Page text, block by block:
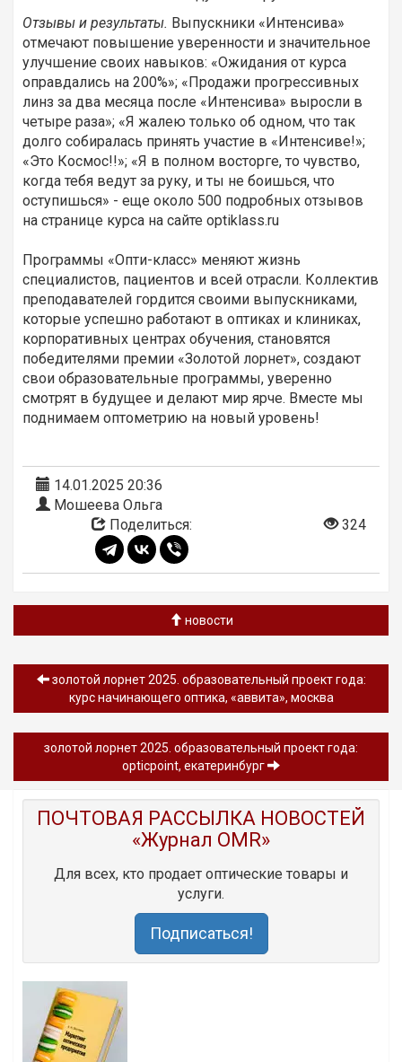
Отзывы и результаты. Выпускники «Интенсива»
отмечают повышение уверенности и значительное
улучшение своих навыков: «Ожидания от курса
оправдались на 200%»; «Продажи прогрессивных
линз за два месяца после «Интенсива» выросли в
четыре раза»; «Я жалею только об одном, что так
долго собиралась принять участие в «Интенсиве!»;
«Это Космос!!»; «Я в полном восторге, то чувство,
когда тебя ведут за руку, и ты не боишься, что
оступишься» - еще около 500 подробных отзывов
на странице курса на сайте optiklass.ru
Программы «Опти-класс» меняют жизнь
специалистов, пациентов и всей отрасли. Коллектив
преподавателей гордится своими выпускниками,
которые успешно работают в оптиках и клиниках,
корпоративных центрах обучения, становятся
победителями премии «Золотой лорнет», создают
свои образовательные программы, уверенно
смотрят в будущее и делают мир ярче. Вместе мы
поднимаем оптометрию на новый уровень!
14.01.2025 20:36
Мошеева Ольга
Поделиться:
324
новости
золотой лорнет 2025. образовательный проект года:
курс начинающего оптика, «аввита», москва
золотой лорнет 2025. образовательный проект года:
opticpoint, екатеринбург
ПОЧТОВАЯ РАССЫЛКА НОВОСТЕЙ
«Журнал OMR»
Для всех, кто продает оптические товары и
услуги.
Подписаться!